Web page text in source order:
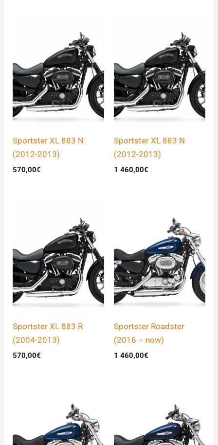
Sportster XL 883 N
(2012-2013)
570,00€
Sportster XL 883 N
(2012-2013)
1 460,00€
Sportster XL 883 R
(2004-2013)
570,00€
Sportster Roadster
(2016 – now)
1 460,00€